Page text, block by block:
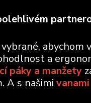
a
páky a manžety
A s našimi